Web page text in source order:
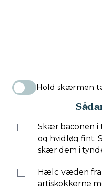
Hold skærmen
Skær baconen i
og hvidløg fint.
skær dem i
Hæld væden fra
artiskokkerne